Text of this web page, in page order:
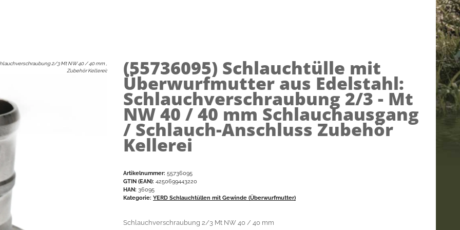
2/3 Mt NW 40 / 40 mm ,
Zubehör Kellerei: (55736095) Schlauchtülle mit
Überwurfmutter aus Edelstahl:
Schlauchverschraubung 2/3 - Mt
NW 40 / 40 mm Schlauchausgang
/ Schlauch-Anschluss Zubehör
Kellerei
Artikelnummer: 55736095
GTIN (EAN): 4250699443220
HAN: 36095
Kategorie: YERD Schlauchtüllen mit Gewinde (Überwurfmutter)
Schlauchverschraubung 2/3 Mt NW 40 / 40 mm